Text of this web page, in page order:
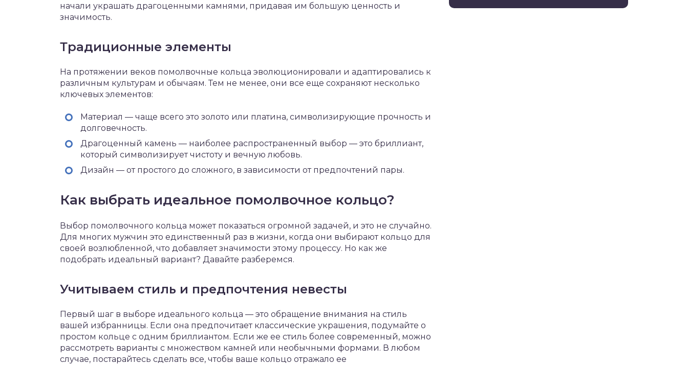
начали украшать драгоценными камнями, придавая им большую ценность и
значимость.
Традиционные элементы
На протяжении веков помолвочные кольца эволюционировали и адаптировались к
различным культурам и обычаям. Тем не менее, они все еще сохраняют несколько
ключевых элементов:
Материал — чаще всего это золото или платина, символизирующие прочность и
долговечность.
Драгоценный камень — наиболее распространенный выбор — это бриллиант,
который символизирует чистоту и вечную любовь.
Дизайн — от простого до сложного, в зависимости от предпочтений пары.
Как выбрать идеальное помолвочное кольцо?
Выбор помолвочного кольца может показаться огромной задачей, и это не случайно.
Для многих мужчин это единственный раз в жизни, когда они выбирают кольцо для
своей возлюбленной, что добавляет значимости этому процессу. Но как же
подобрать идеальный вариант? Давайте разберемся.
Учитываем стиль и предпочтения невесты
Первый шаг в выборе идеального кольца — это обращение внимания на стиль
вашей избранницы. Если она предпочитает классические украшения, подумайте о
простом кольце с одним бриллиантом. Если же ее стиль более современный, можно
рассмотреть варианты с множеством камней или необычными формами. В любом
случае, постарайтесь сделать все, чтобы ваше кольцо отражало ее